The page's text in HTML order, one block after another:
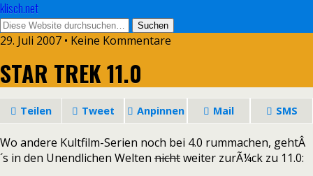
klisch.net
29. Juli 2007 • Keine Kommentare
STAR TREK 11.0
Teilen Tweet Anpinnen Mail SMS
Wo andere Kultfilm-Serien noch bei 4.0 rummachen, gehtÂ
´s in den Unendlichen Welten nichtweiter zurÃ¼ck zu 11.0: